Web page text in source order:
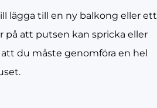
lägga till en ny balkong eller ett
på att putsen kan spricka eller
du måste genomföra en hel